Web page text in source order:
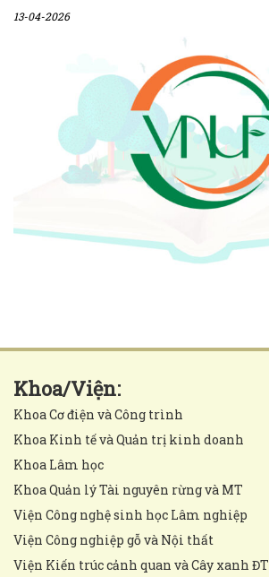
13-04-2026
Khoa/Viện:
Khoa Cơ điện và Công trình
Khoa Kinh tế và Quản trị kinh doanh
Khoa Lâm học
Khoa Quản lý Tài nguyên rừng và MT
Viện Công nghệ sinh học Lâm nghiệp
Viện Công nghiệp gỗ và Nội thất
Viện Kiến trúc cảnh quan và Cây xanh ĐT